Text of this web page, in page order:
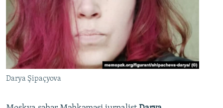
Darya Şipaçyova